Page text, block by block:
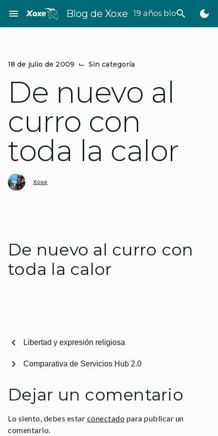
contenido
menu Blog de Xoxe 19 años bloggeando
search dark_mode
18 de julio de 2009 ⌙ Sin categoría
De nuevo al
curro con
toda la calor
Xoxe
De nuevo al curro con
toda la calor
chevron_left Libertad y expresión religiosa
Comparativa de Servicios Hub 2.0
chevron_right
Dejar un comentario
Lo siento, debes estar conectado para publicar un
comentario.